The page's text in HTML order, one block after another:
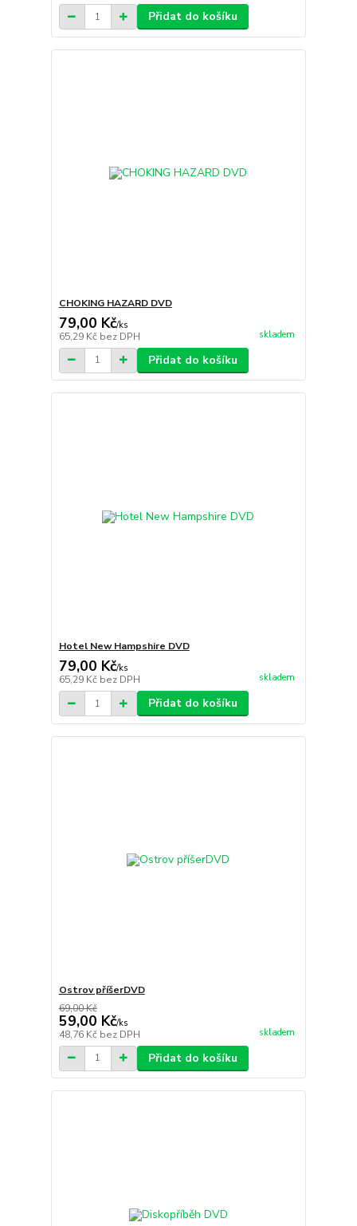
Přidat do košíku
CHOKING HAZARD DVD
79,00 Kč/ks
65,29 Kč bez DPH skladem
Přidat do košíku
Hotel New Hampshire DVD
79,00 Kč/ks
65,29 Kč bez DPH skladem
Přidat do košíku
Ostrov příšerDVD
69,00 Kč
59,00 Kč/ks
48,76 Kč bez DPH skladem
Přidat do košíku